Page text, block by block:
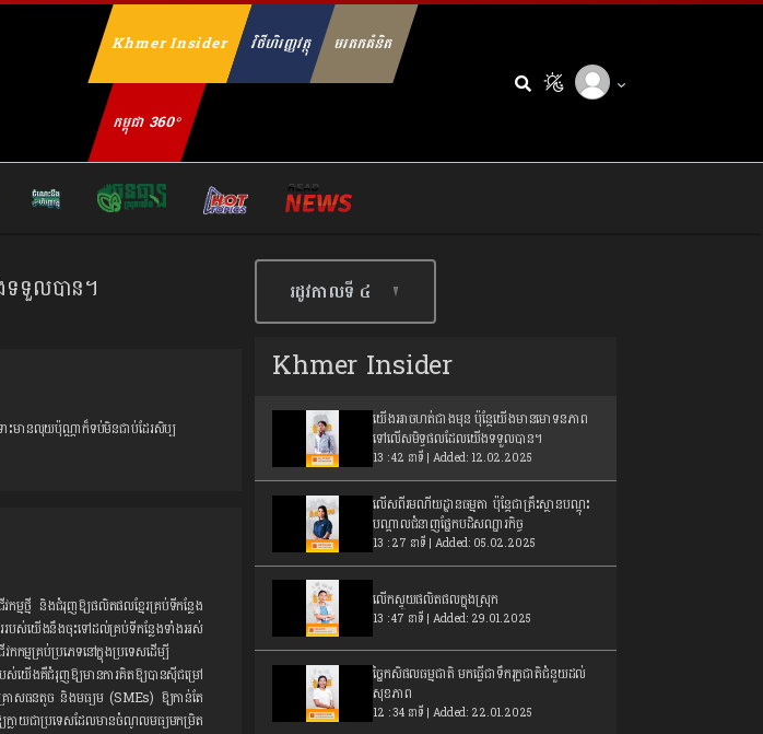
Khmer Insider វិថីហិរញ្ញវត្ថុ មរតកគំនិត
កម្ពុជា 360°
ទទួលបាន។
ះមានលុយប៉ុណ្ណាក៏ទប់មិនជាប់ដែរសិប្ប
មថ្មី និងជំរុញឱ្យផលិតផលខ្មែរគ្រប់ទីកន្លែង​
ងាររបស់យើងនឹងចុះទៅដល់គ្រប់ទីកន្លែងទាំងអស់
ម្មគ្រប់ប្រភេទនៅក្នុងប្រទេសដើម្បី
ើងគឺជំរុញឱ្យ​មានការគិតឱ្យបានស៊ីជម្រៅ
រាសធនតូច និងមធ្យម (SMEs) ឱ្យកាន់តែ
ក្លាយជាប្រទេសដែលមានចំណូលមធ្យមកម្រិត
រដូវកាលទី​ ៤
Khmer Insider
យើងអាចហត់ជាងមុន ប៉ុន្តែយើងមានមោទនភាព
ទៅលើសមិទ្ធផលដែលយើងទទួលបាន។
13 : 42 នាទី | Added: 12.02.2025
លើសពីរមណីយដ្ឋានធម្មតា ប៉ុន្តែជាគ្រឹះស្ថានបណ្តុះ
បណ្តាលជំនាញផ្នែកបដិសណ្នារកិច្ច
13 : 27 នាទី | Added: 05.02.2025
លើកស្ទួយផលិតផលក្នុងស្រុក
13 : 47 នាទី | Added: 29.01.2025
ច្នៃកសិផលធម្មជាតិ មកធ្វើជាទឹករុក្ខជាតិជំនួយដល់
សុខភាព
12 : 34 នាទី | Added: 22.01.2025